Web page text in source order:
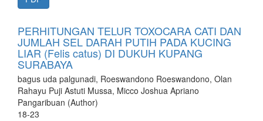
PERHITUNGAN TELUR TOXOCARA CATI DAN
JUMLAH SEL DARAH PUTIH PADA KUCING
LIAR (Felis catus) DI DUKUH KUPANG
SURABAYA
bagus uda palgunadi, Roeswandono Roeswandono, Olan
Rahayu Puji Astuti Mussa, Micco Joshua Apriano
Pangaribuan (Author)
18-23